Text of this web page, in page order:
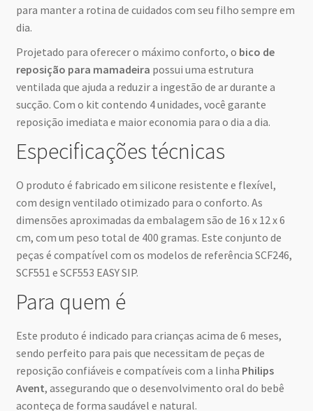
para manter a rotina de cuidados com seu filho sempre em
dia.
Projetado para oferecer o máximo conforto, o bico de
reposição para mamadeira possui uma estrutura
ventilada que ajuda a reduzir a ingestão de ar durante a
sucção. Com o kit contendo 4 unidades, você garante
reposição imediata e maior economia para o dia a dia.
Especificações técnicas
O produto é fabricado em silicone resistente e flexível,
com design ventilado otimizado para o conforto. As
dimensões aproximadas da embalagem são de 16 x 12 x 6
cm, com um peso total de 400 gramas. Este conjunto de
peças é compatível com os modelos de referência SCF246,
SCF551 e SCF553 EASY SIP.
Para quem é
Este produto é indicado para crianças acima de 6 meses,
sendo perfeito para pais que necessitam de peças de
reposição confiáveis e compatíveis com a linha Philips
Avent, assegurando que o desenvolvimento oral do bebê
aconteça de forma saudável e natural.